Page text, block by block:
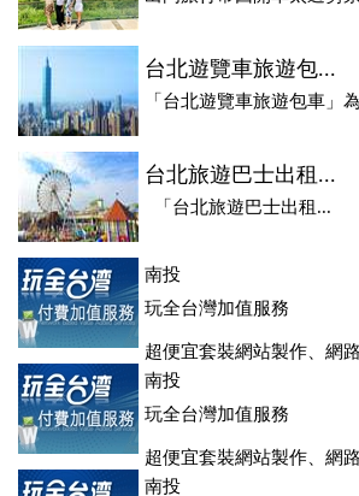
台北遊覽車旅遊包...
「台北遊覽車旅遊包車」
台北旅遊巴士出租...
「台北旅遊巴士出租...
南投
玩全台灣加值服務
超便宜套裝網站製作、網
登、訂房系統、客房委託旅行社銷售，全面
南投
玩全台灣加值服務
超便宜套裝網站製作、網
登、訂房系統、客房委託旅行社銷售，全面
南投